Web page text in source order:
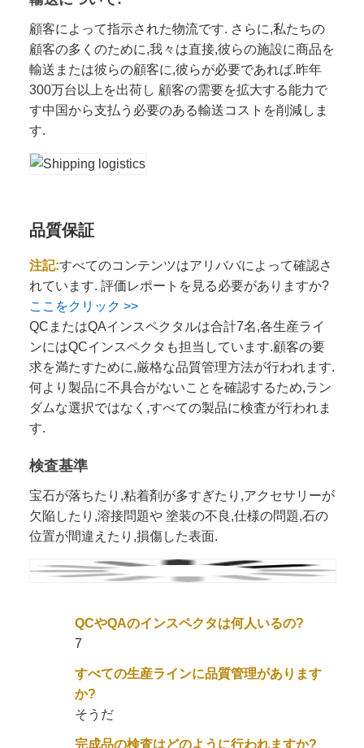
顧客によって指示された物流です. さらに,私たちの
顧客の多くのために,我々は直接,彼らの施設に商品を
輸送または彼らの顧客に,彼らが必要であれば.昨年
300万台以上を出荷し 顧客の需要を拡大する能力で
す中国から支払う必要のある輸送コストを削減しま
す.
品質保証
注記:すべてのコンテンツはアリババによって確認さ
れています. 評価レポートを見る必要がありますか?
ここをクリック >>
QCまたはQAインスペクタルは合計7名,各生産ライ
ンにはQCインスペクタも担当しています.顧客の要
求を満たすために,厳格な品質管理方法が行われます.
何より製品に不具合がないことを確認するため,ラン
ダムな選択ではなく,すべての製品に検査が行われま
す.
検査基準
宝石が落ちたり,粘着剤が多すぎたり,アクセサリーが
欠陥したり,溶接問題や 塗装の不良,仕様の問題,石の
位置が間違えたり,損傷した表面.
QCやQAのインスペクタは何人いるの?
7
すべての生産ラインに品質管理があります
か?
そうだ
完成品の検査はどのように行われますか?